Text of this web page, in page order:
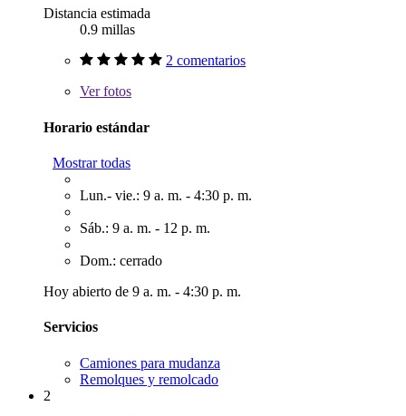
Distancia estimada
0.9 millas
2 comentarios
Verfotos
Horario estándar
Mostrar todas
Lun.- vie.: 9 a. m. - 4:30 p. m.
Sáb.: 9 a. m. - 12 p. m.
Dom.: cerrado
Hoy abierto de 9 a. m. - 4:30 p. m.
Servicios
Camiones para mudanza
Remolques y remolcado
2